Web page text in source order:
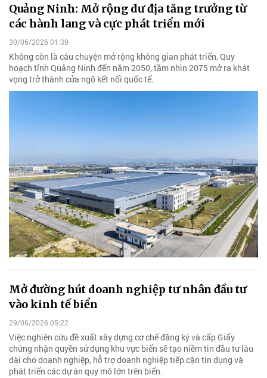
Quảng Ninh: Mở rộng dư địa tăng trưởng từ
các hành lang và cực phát triển mới
30/06/2026 01:39
Không còn là câu chuyện mở rộng không gian phát triển, Quy
hoạch tỉnh Quảng Ninh đến năm 2050, tầm nhìn 2075 mở ra khát
vọng trở thành cửa ngõ kết nối quốc tế.
Mở đường hút doanh nghiệp tư nhân đầu tư
vào kinh tế biển
29/06/2026 05:22
Việc nghiên cứu đề xuất xây dựng cơ chế đăng ký và cấp Giấy
chứng nhận quyền sử dụng khu vực biển sẽ tạo niềm tin đầu tư lâu
dài cho doanh nghiệp, hỗ trợ doanh nghiệp tiếp cận tín dụng và
phát triển các dự án quy mô lớn trên biển.